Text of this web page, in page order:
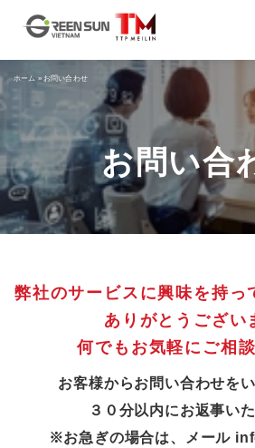
お問い合
ホーム »お問い合わせ
弊社のサービスに興味を持っ
ありがとうござい
何でもお気軽にご相
お客様からお問い合わせを
３０分以内にお返事いた
※お急ぎの場合は、メール